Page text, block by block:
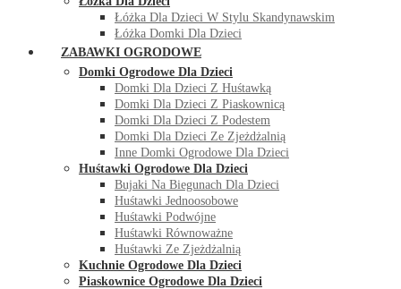
Łóżka Dla Dzieci W Stylu Skandynawskim
Łóżka Domki Dla Dzieci
ZABAWKI OGRODOWE
Domki Ogrodowe Dla Dzieci
Domki Dla Dzieci Z Huśtawką
Domki Dla Dzieci Z Piaskownicą
Domki Dla Dzieci Z Podestem
Domki Dla Dzieci Ze Zjeżdżalnią
Inne Domki Ogrodowe Dla Dzieci
Huśtawki Ogrodowe Dla Dzieci
Bujaki Na Biegunach Dla Dzieci
Huśtawki Jednoosobowe
Huśtawki Podwójne
Huśtawki Równoważne
Huśtawki Ze Zjeżdżalnią
Kuchnie Ogrodowe Dla Dzieci
Piaskownice Ogrodowe Dla Dzieci